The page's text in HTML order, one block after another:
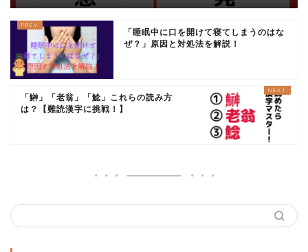
「睡眠中に口を開けて寝てしまうのはな
ぜ？」原因と対処法を解説！
「鰰」「老翁」「鯰」これらの読み方
は？【難読漢字に挑戦！】